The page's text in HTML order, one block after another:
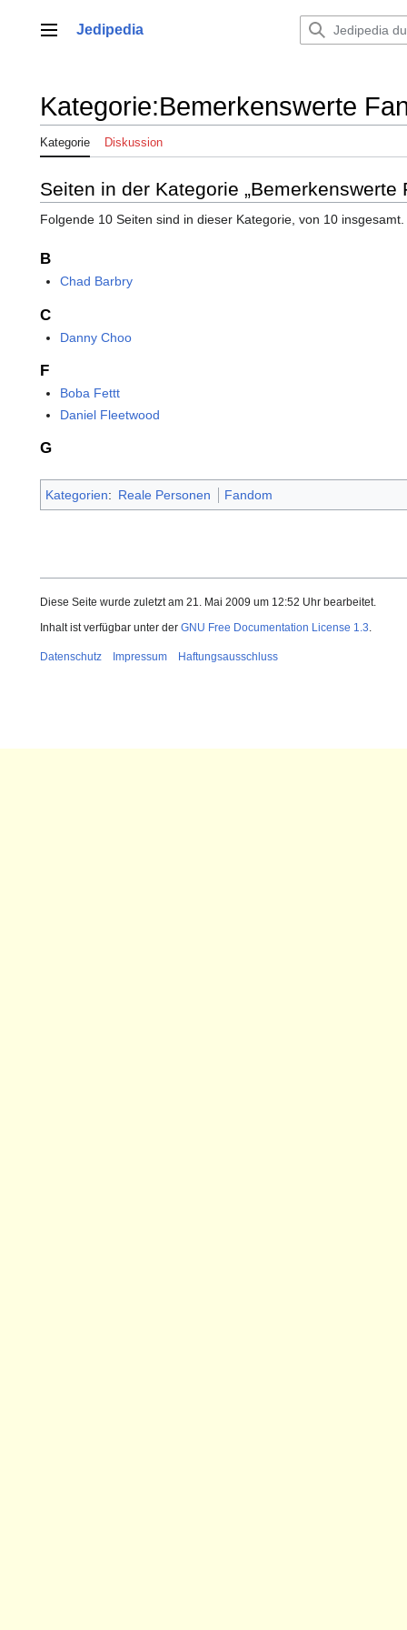
springenHauptmenü
Jedipedia
Kategorie:Bemerkenswerte
Kategorie Diskussion
Seiten in der Kategorie „Bemerkenswerte
Folgende 10 Seiten sind in dieser Kategorie, von 10 insgesamt.
B
Chad Barbry
C
Danny Choo
F
Boba Fettt
Daniel Fleetwood
G
Kategorien: Reale Personen Fandom
Diese Seite wurde zuletzt am 21. Mai 2009 um 12:52 Uhr bearbeitet.
Inhalt ist verfügbar unter der GNU Free Documentation License 1.3.
Datenschutz Impressum Haftungsausschluss